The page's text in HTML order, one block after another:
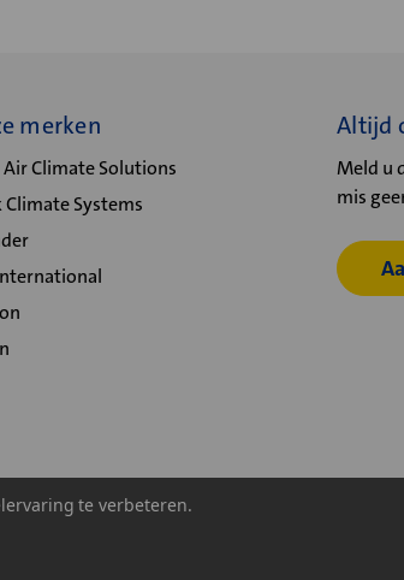
merken
Air Climate Solutions
Climate Systems
Altijd
Meld u
mis
te verbeteren.